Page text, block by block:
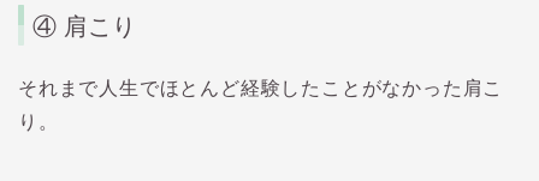
④ 肩こり
それまで人生でほとんど経験したことがなかった肩こ
り。